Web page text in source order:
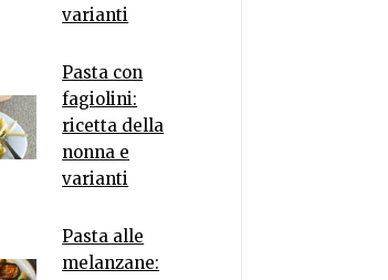
varianti
Pasta con
fagiolini:
ricetta della
nonna e
varianti
Pasta alle
melanzane: